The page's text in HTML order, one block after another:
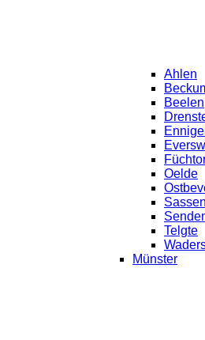
Ahlen
Beelen
Oelde
Telgte
Münster